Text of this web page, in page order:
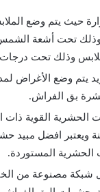
حيث يتم وضع
تحت أشعة الشمس
وذلك تحت درجات
يتم وضع الأغراض
بق الفراش.
الحشرية القوية ذات
ويعتبر افضل
الحشرية المستوردة.
شبكة مصنوعة من